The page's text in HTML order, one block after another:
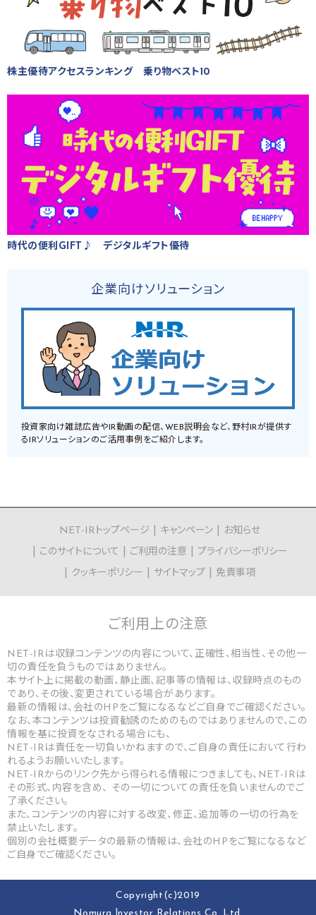
株主優待アクセスランキング 乗り物ベスト10
時代の便利GIFT♪ デジタルギフト優待
企業向けソリューション
投資家向け雑誌広告やIR動画の配信、WEB説明会など、野村IRが提供す
るIRソリューションのご活用事例をご紹介します。
NET-IRトップページ キャンペーン
お知らせ
このサイトについて
ご利用の注意
プライバシーポリシー
クッキーポリシー
サイトマップ 免責事項
ご利用上の注意
NET-IRは収録コンテンツの内容について、正確性、相当性、その他一
切の責任を負うものではありません。
本サイト上に掲載の動画、静止画、記事等の情報は、収録時点のもの
であり、その後、変更されている場合があります。
最新の情報は、会社のHPをご覧になるなどご自身でご確認ください。
なお、本コンテンツは投資勧誘のためのものではありませんので、この
情報を基に投資をなされる場合にも、
NET-IRは責任を一切負いかねますので、ご自身の責任において行わ
れるようお願いいたします。
NET-IRからのリンク先から得られる情報につきましても、NET-IRは
その形式、内容を含め、 その一切についての責任を負いませんのでご
了承ください。
また、コンテンツの内容に対する改変、修正、追加等の一切の行為を
禁止いたします。
個別の会社概要データの最新の情報は、会社のHPをご覧になるなど
ご自身でご確認ください。
Copyright(c)2019